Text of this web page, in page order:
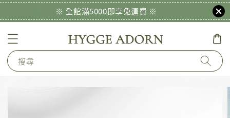
※ 全館滿5000即享免運費 ※
搜尋